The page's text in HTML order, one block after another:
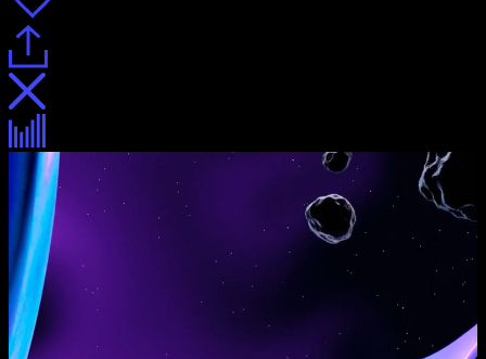
Раздел «Прямые продажи» для
сайта о работе в «Билайне»